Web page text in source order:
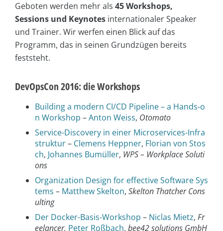
Geboten werden mehr als 45 Workshops,
Sessions und Keynotes internationaler Speaker
und Trainer. Wir werfen einen Blick auf das
Programm, das in seinen Grundzügen bereits
feststeht.
DevOpsCon 2016: die Workshops
Building a modern CI/CD Pipeline – a Hands-o
n Workshop –Anton Weiss, Otomato
Service-Discovery in einer Microservices-Infra
struktur– Clemens Heppner, Florian von Stos
ch, Johannes Bumüller, WPS – Workplace Soluti
ons
Organization Design for effective Software Sys
tems – Matthew Skelton, Skelton Thatcher Cons
ulting
Der Docker-Basis-Workshop – Niclas Mietz, Fr
eelancer, Peter Roßbach, bee42 solutions GmbH